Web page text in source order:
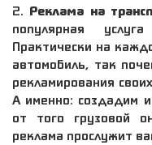
2.​ Реклама на
популярная
Практически на
автомобиль, так
рекламирования
А именно: создадим
от того грузовой
реклама прослужит